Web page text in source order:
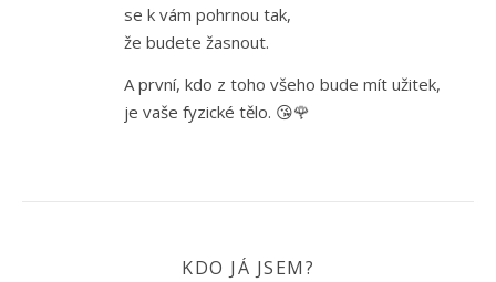
se k vám pohrnou tak,
že budete žasnout.
A první, kdo z toho všeho bude mít užitek,
je vaše fyzické tělo. 😘🌹
KDO JÁ JSEM?